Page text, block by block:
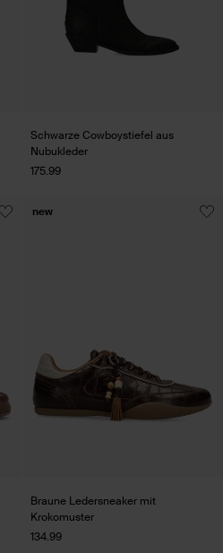
Schwarze Cowboystiefel aus
Nubukleder
175.99
Braune Ledersneaker mit
Krokomuster
134.99
new